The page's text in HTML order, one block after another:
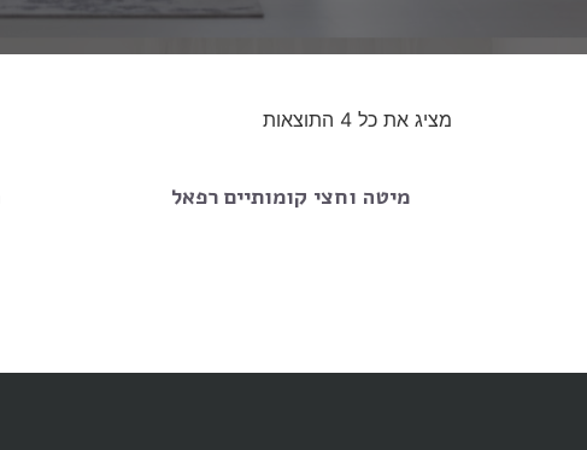
מציג את כל 4 התוצאות
מיטה וחצי קומותיים רפאל